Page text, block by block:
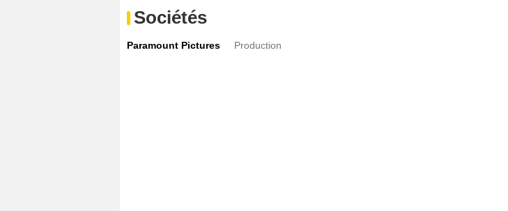
Sociétés
Paramount Pictures Production